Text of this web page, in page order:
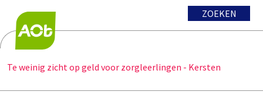
ZOEKEN
Te weinig zicht op geld voor zorgleerlingen - Kersten